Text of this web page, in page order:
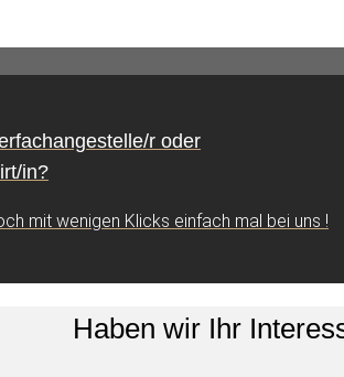
r oder
in?
mit wenigen Klicks einfach mal bei uns !
Haben wir Ihr